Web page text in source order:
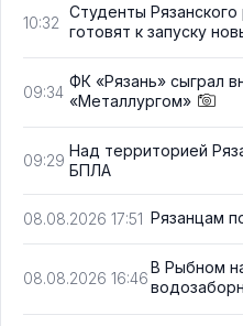
10:32
Студенты
готовят к запуску
09:34
ФК «Рязань» сыграл
«Металлургом»
09:29
Над территорией
БПЛА
08.08.2026 17:51 Рязанцам
08.08.2026 16:46
В Рыбном